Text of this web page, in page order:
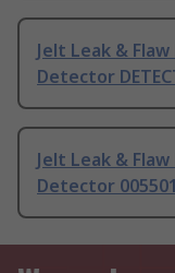
Jelt Leak &
Detector
Jelt Leak &
Detector 005501